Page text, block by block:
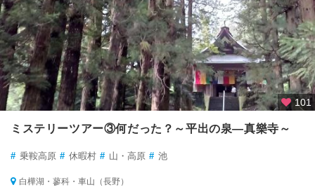
101
ミステリーツアー③何だった？～平出の泉―真樂寺～
# 乗鞍高原 # 休暇村 # 山・高原 # 池
白樺湖・蓼科・車山（長野）